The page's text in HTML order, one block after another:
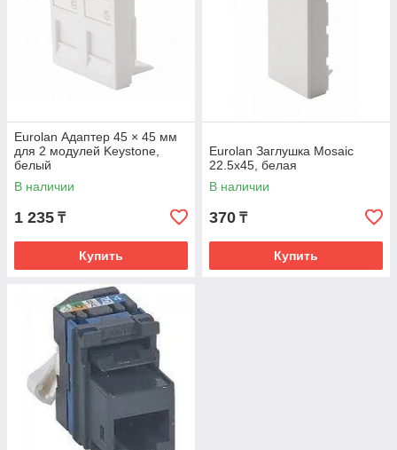
Eurolan Адаптер 45 × 45 мм
для 2 модулей Keystone,
белый
В наличии
1 235 ₸
Купить
Eurolan Заглушка Mosaic
22.5x45, белая
В наличии
370 ₸
Купить